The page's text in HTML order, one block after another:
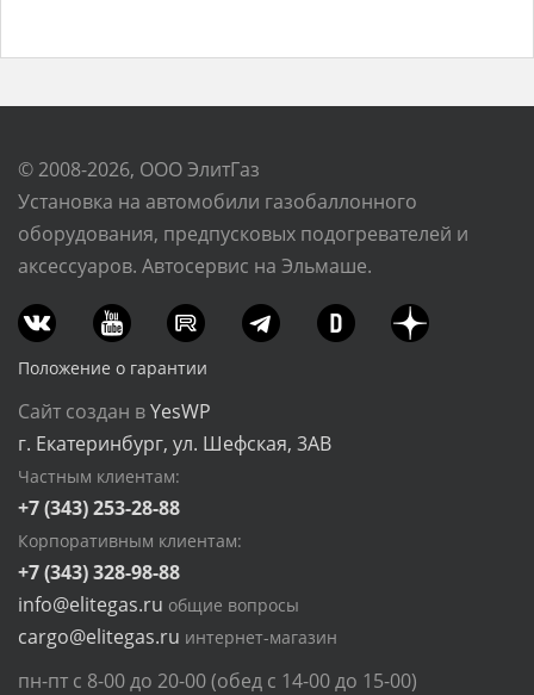
© 2008-2026, ООО ЭлитГаз
Установка на автомобили газобаллонного
оборудования, предпусковых подогревателей и
аксессуаров. Автосервис на Эльмаше.
Положение о гарантии
Сайт создан вYesWP
г. Екатеринбург, ул. Шефская, 3АВ
Частным клиентам:
+7 (343) 253-28-88
Корпоративным клиентам:
+7 (343) 328-98-88
info@elitegas.ru общие вопросы
cargo@elitegas.ru интернет-магазин
пн-пт с 8-00 до 20-00 (обед с 14-00 до 15-00)